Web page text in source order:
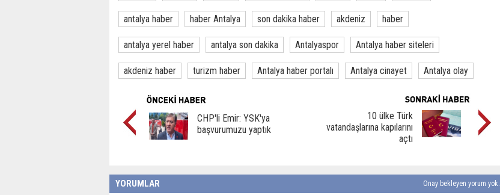
antalya haber haber Antalya son dakika haber akdeniz haber
antalya yerel haber antalya son dakika Antalyaspor Antalya haber siteleri
akdeniz haber turizm haber Antalya haber portalı Antalya cinayet Antalya olay
CHP'li Emir: YSK'ya
başvurumuzu yaptık
10 ülke Türk
vatandaşlarına kapılarını
açtı
YORUMLAR Onay bekleyen yorum yok.